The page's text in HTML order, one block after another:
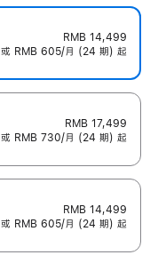
RMB 14,499
或 RMB 605/月 (24 期) 起
RMB 17,499
或 RMB 730/月 (24 期) 起
RMB 14,499
或 RMB 605/月 (24 期) 起